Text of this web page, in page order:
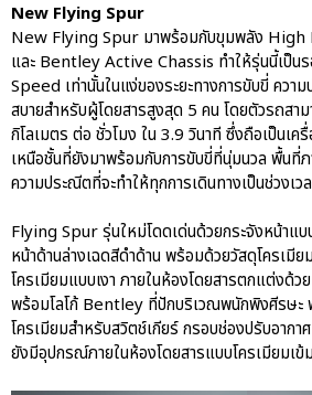
New Flying Spur
New Flying Spur มาพร้อมกับขุมพลัง
และ Bentley Active Chassis ทำให้รุ่นนี้เป็
Speed เท่านั้นในแง่ของระยะทางการขับขี่ ควา
สบายสำหรับผู้โดยสารสูงสุด 5 คน โดยตัวรถสา
กิโลเมตร ต่อ ชั่วโมง ใน 3.9 วินาที ซึ่งถือเป็นเ
เหนือชั้นที่ยังมาพร้อมกับการขับขี่ที่นุ่มนวล พื้นที่ภ
ความประณีตที่จะทำให้ทุกการเดินทางเป็นช่วงเว
Flying Spur รุ่นใหม่โดดเด่นด้วยกระจังหน้าแบ
หน้าด้านล่างเฉดสีดำด้าน พร้อมด้วยวัสดุโครเมีย
โครเมียมแบบเงา ภายในห้องโดยสารตกแต่งด้ว
พร้อมโลโก้ Bentley ที่ปักบริเวณพนักพิงศีรษะ
โครเมียมสำหรับสวิตช์เกียร์ กรอบช่องปรับอากา
ยังมีอุปกรณ์ภายในห้องโดยสารแบบโครเมียมเข้